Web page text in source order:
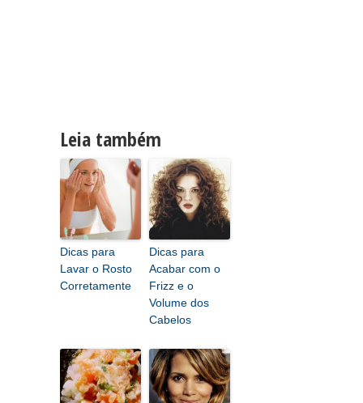
Leia também
Dicas para
Lavar o Rosto
Corretamente
Dicas para
Acabar com o
Frizz e o
Volume dos
Cabelos